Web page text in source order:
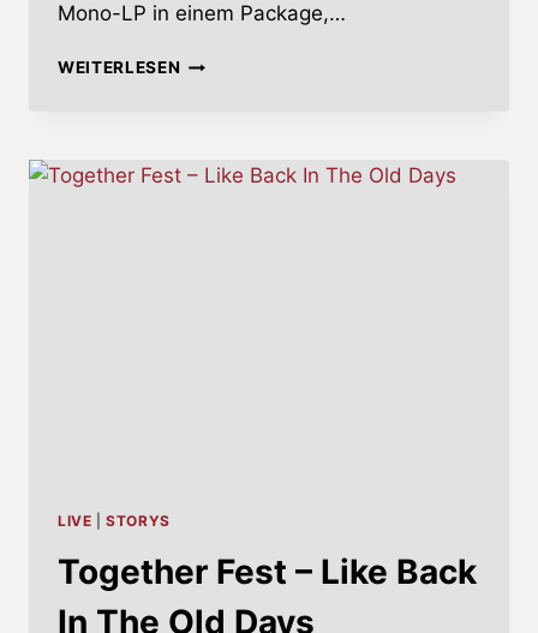
Mono-LP in einem Package,…
WEITERLESENRAMONES
LIMITED
DELUXE
LIVE |STORYS
Together Fest – Like Back
In The Old Days